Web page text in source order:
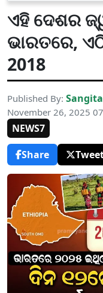
ଏହି ଦେଶର
ଭାରତରେ,
2018
Published By: Sangita
November 26, 2025
NEWS7
Share